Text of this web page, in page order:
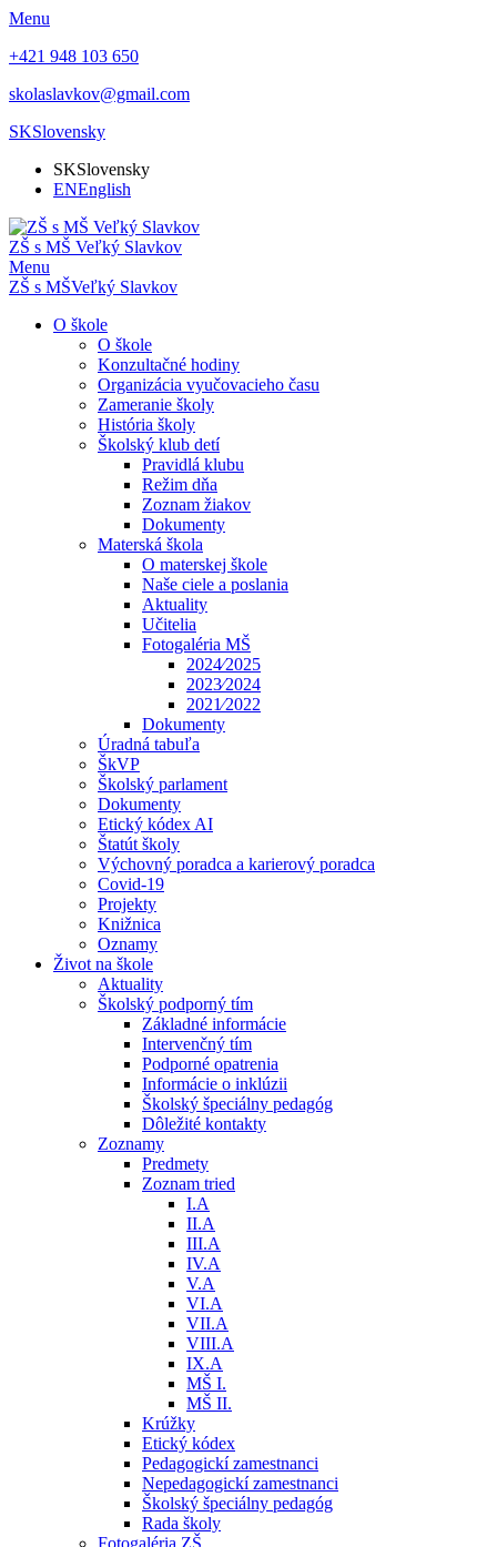
Menu
+421 948 103 650
skolaslavkov@gmail.com
SKSlovensky
SKSlovensky
ENEnglish
ZŠ s MŠ Veľký Slavkov
Menu
ZŠ s MŠVeľký Slavkov
O škole
O škole
Konzultačné hodiny
Organizácia vyučovacieho času
Zameranie školy
História školy
Školský klub detí
Pravidlá klubu
Režim dňa
Zoznam žiakov
Dokumenty
Materská škola
O materskej škole
Naše ciele a poslania
Aktuality
Učitelia
Fotogaléria MŠ
2024⁄2025
2023⁄2024
2021⁄2022
Dokumenty
Úradná tabuľa
ŠkVP
Školský parlament
Dokumenty
Etický kódex AI
Štatút školy
Výchovný poradca a karierový poradca
Covid-19
Projekty
Knižnica
Oznamy
Život na škole
Aktuality
Školský podporný tím
Základné informácie
Intervenčný tím
Podporné opatrenia
Informácie o inklúzii
Školský špeciálny pedagóg
Dôležité kontakty
Zoznamy
Predmety
Zoznam tried
I.A
II.A
III.A
IV.A
V.A
VI.A
VII.A
VIII.A
IX.A
MŠ I.
MŠ II.
Krúžky
Etický kódex
Pedagogickí zamestnanci
Nepedagogickí zamestnanci
Školský špeciálny pedagóg
Rada školy
Fotogaléria ZŠ